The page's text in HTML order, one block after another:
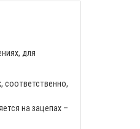
для
соответственно,
на зацепах –